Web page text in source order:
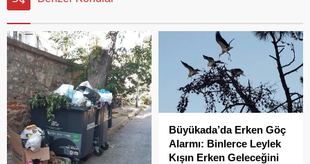
Büyükada’da Erken Göç
Alarmı: Binlerce Leylek
Kışın Erken Geleceğini